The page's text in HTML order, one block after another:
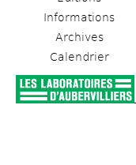
Informations
Archives
Calendrier